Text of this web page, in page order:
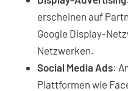
erscheinen auf
Google Display-
Netzwerken.
Social Media Ads:
Plattformen wie